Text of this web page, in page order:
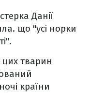
Данії
що "усі норки
тварин
країни